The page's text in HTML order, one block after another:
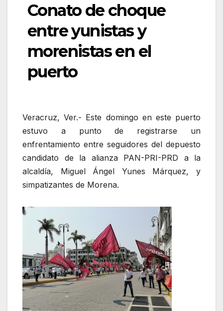
Conato de choque
entre yunistas y
morenistas en el
puerto
Veracruz, Ver.- Este domingo en este puerto
estuvo a punto de registrarse un
enfrentamiento entre seguidores del depuesto
candidato de la alianza PAN-PRI-PRD a la
alcaldía, Miguel Ángel Yunes Márquez, y
simpatizantes de Morena.